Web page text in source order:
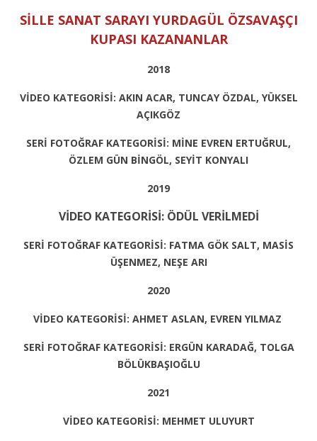
SİLLE SANAT SARAYI YURDAGÜL ÖZSAVAŞÇI
KUPASI KAZANANLAR
2018
VİDEO KATEGORİSİ: AKIN ACAR, TUNCAY ÖZDAL, YÜKSEL
AÇIKGÖZ
SERİ FOTOĞRAF KATEGORİSİ: MİNE EVREN ERTUĞRUL,
ÖZLEM GÜN BİNGÖL, SEYİT KONYALI
2019
VİDEO KATEGORİSİ: ÖDÜL VERİLMEDİ
SERİ FOTOĞRAF KATEGORİSİ: FATMA GÖK SALT, MASİS
ÜŞENMEZ, NEŞE ARI
2020
VİDEO KATEGORİSİ: AHMET ASLAN, EVREN YILMAZ
SERİ FOTOĞRAF KATEGORİSİ: ERGÜN KARADAĞ, TOLGA
BÖLÜKBAŞIOĞLU
2021
VİDEO KATEGORİSİ: MEHMET ULUYURT